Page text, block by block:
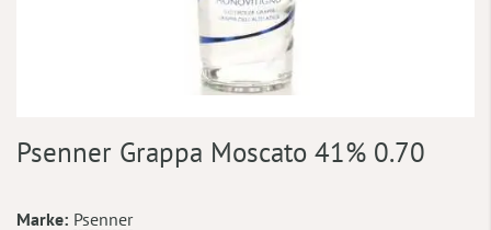
Anfang
springen
Psenner Grappa Moscato 41% 0.70
Mehr
Marke Psenner